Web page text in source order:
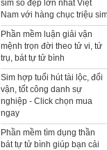
Xem bói sim phong thủy
theo khoa học tử vi, tứ trụ
chính xác nhất
Mua sim Thần tài, Thần tài
theo bạn! Giao sim miễn phí
Xem ngày đẹp - chọn ngày
tốt khởi sự theo kinh dịch
chính xác nhất
Tổng Kho Sim Năm sinh 0x -